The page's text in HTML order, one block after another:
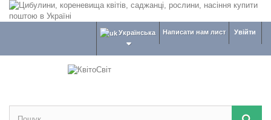
Увійти
Написати нам лист
Українська